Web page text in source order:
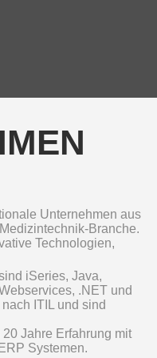
Unternehmen aus
Branche.
Technologien,
iSeries, Java,
.NET und
ITIL und sind
Jahre Erfahrung mit
Systemen.